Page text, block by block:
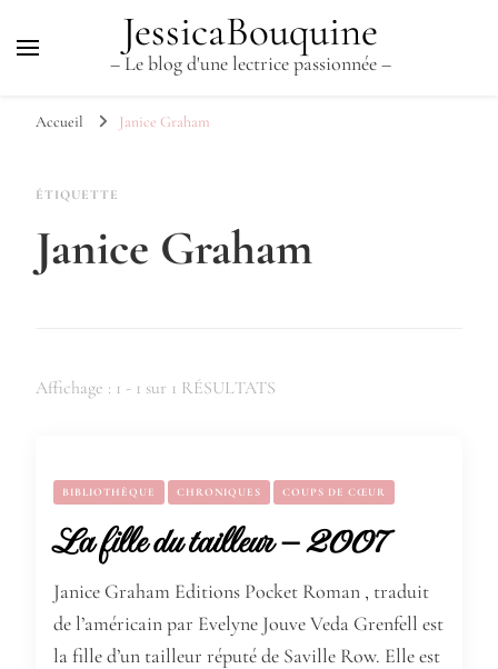
JessicaBouquine
– Le blog d'une lectrice passionnée –
Accueil Janice Graham
ÉTIQUETTE
Janice Graham
Affichage : 1 - 1 sur 1 RÉSULTATS
BIBLIOTHÈQUE CHRONIQUES COUPS DE CŒUR
La fille du tailleur – 2007
Janice Graham Editions Pocket Roman , traduit
de l’américain par Evelyne Jouve Veda Grenfell est
la fille d’un tailleur réputé de Saville Row. Elle est